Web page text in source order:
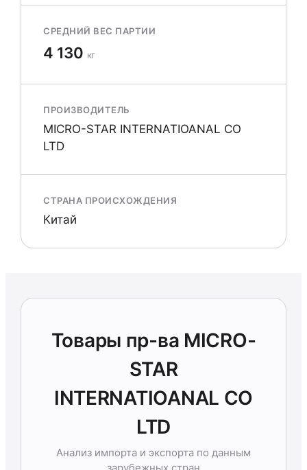
СРЕДНИЙ ВЕС ПАРТИИ
4 130 кг
ПРОИЗВОДИТЕЛЬ
MICRO-STAR INTERNATIOANAL CO
LTD
СТРАНА ПРОИСХОЖДЕНИЯ
Китай
Товары пр-ва MICRO-
STAR
INTERNATIOANAL CO
LTD
Анализ импорта и экспорта по данным